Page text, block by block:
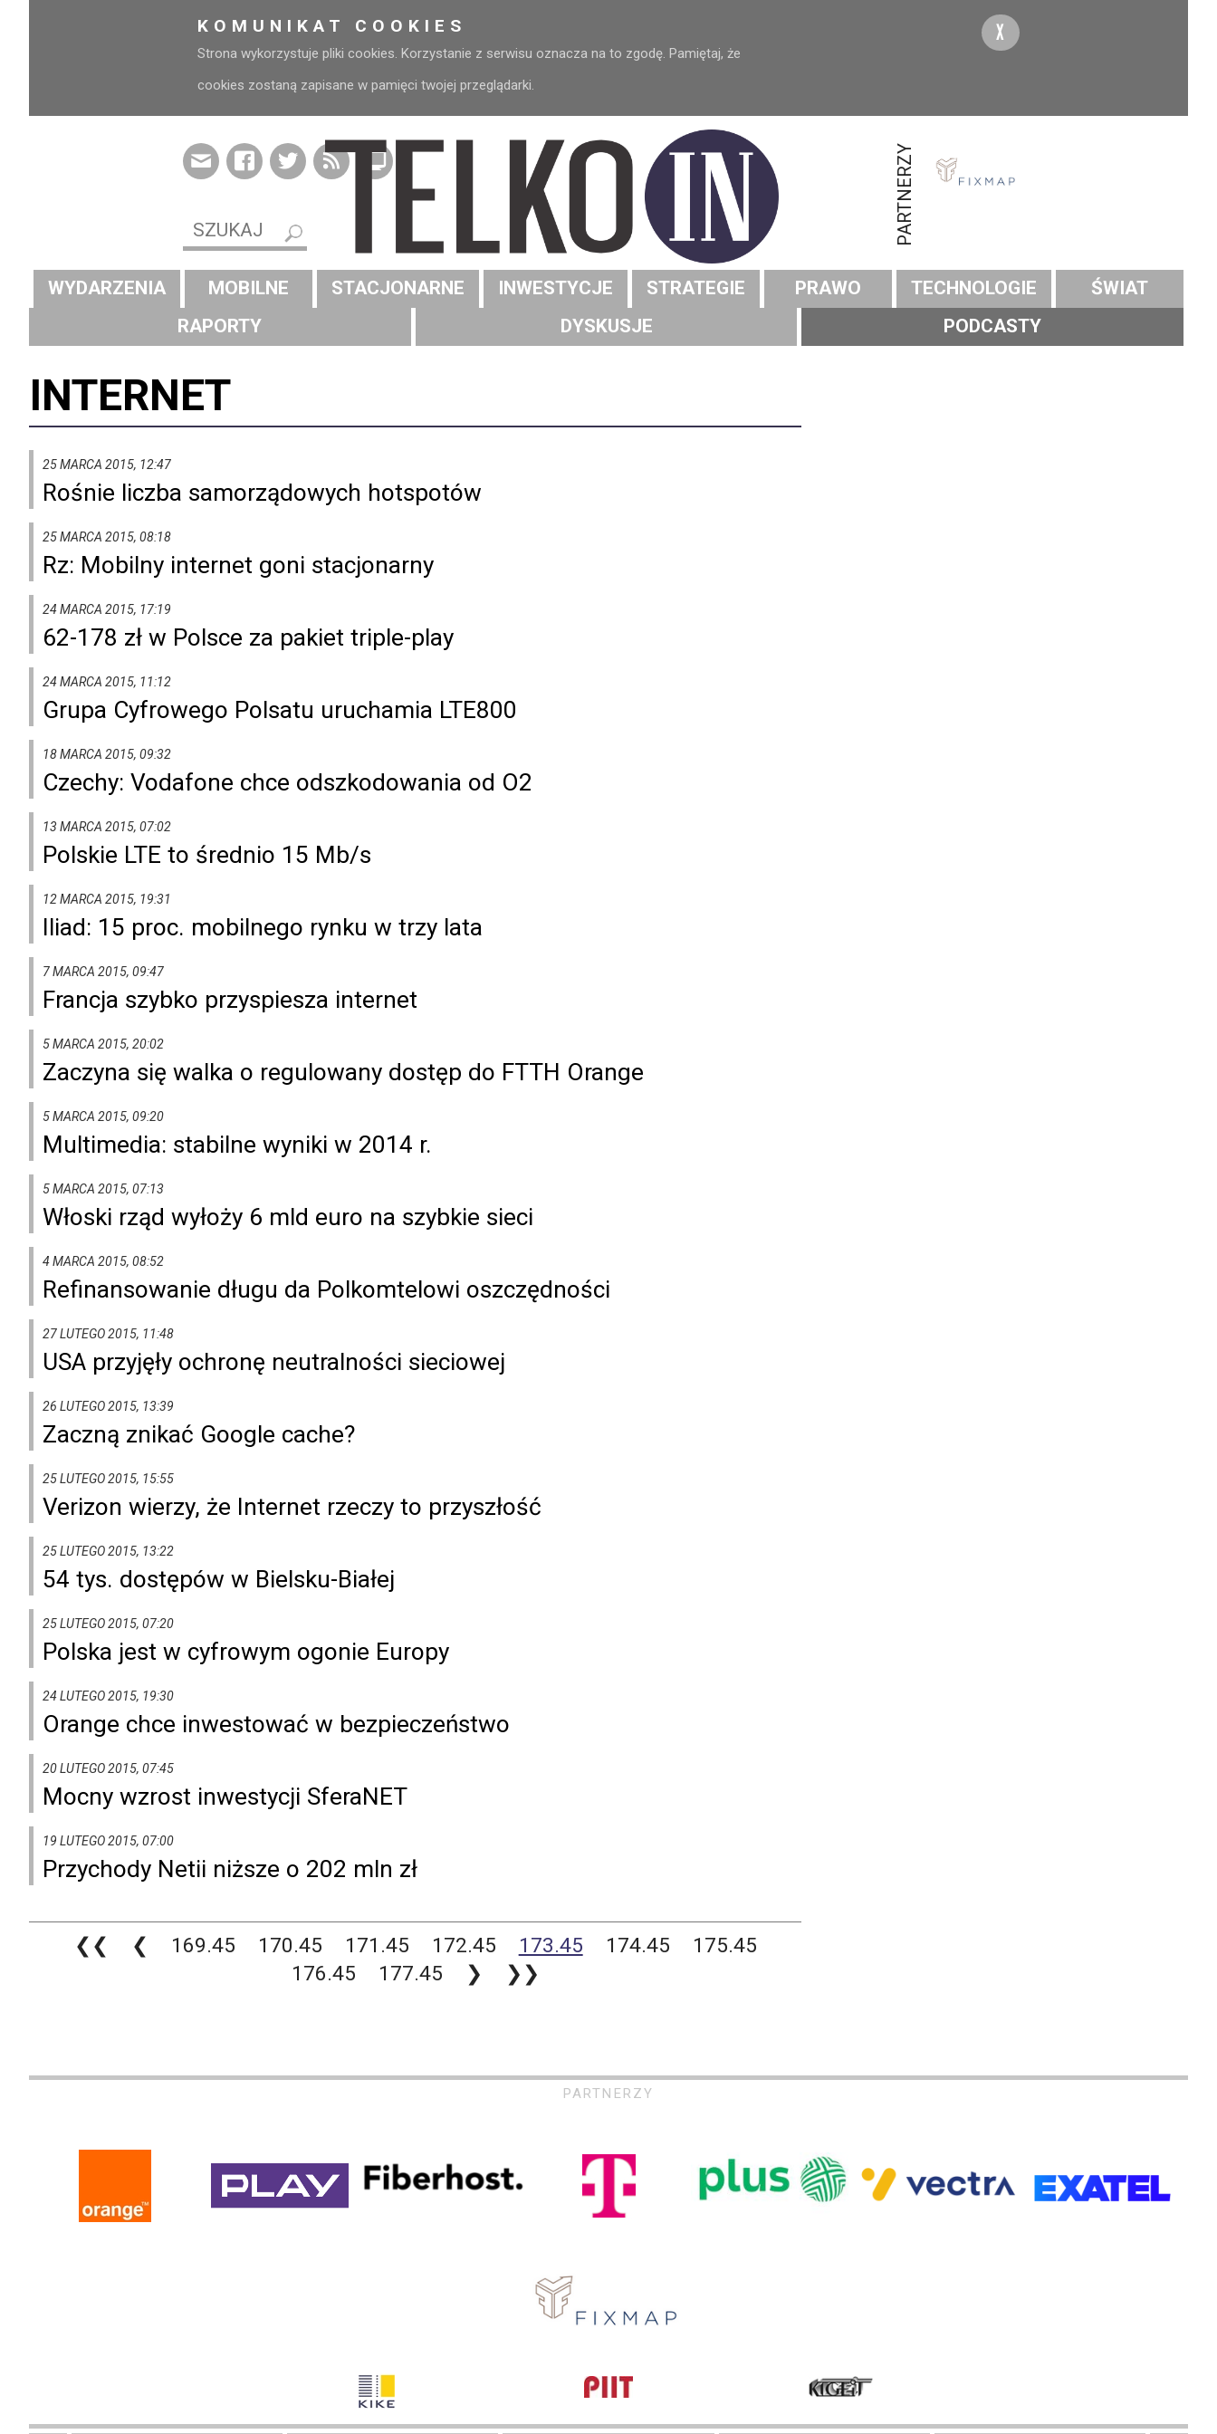
KOMUNIKAT COOKIES
Strona wykorzystuje pliki cookies. Korzystanie z serwisu oznacza na to zgodę. Pamiętaj, że
cookies zostaną zapisane w pamięci twojej przeglądarki.
X
PARTNERZY
WYDARZENIA MOBILNE STACJONARNE INWESTYCJE STRATEGIE PRAWO TECHNOLOGIE
ŚWIAT
RAPORTY
DYSKUSJE PODCASTY
INTERNET
25 MARCA 2015, 12:47
Rośnie liczba samorządowych hotspotów
25 MARCA 2015, 08:18
Rz: Mobilny internet goni stacjonarny
24 MARCA 2015, 17:19
62-178 zł w Polsce za pakiet triple-play
24 MARCA 2015, 11:12
Grupa Cyfrowego Polsatu uruchamia LTE800
18 MARCA 2015, 09:32
Czechy: Vodafone chce odszkodowania od O2
13 MARCA 2015, 07:02
Polskie LTE to średnio 15 Mb/s
12 MARCA 2015, 19:31
Iliad: 15 proc. mobilnego rynku w trzy lata
7 MARCA 2015, 09:47
Francja szybko przyspiesza internet
5 MARCA 2015, 20:02
Zaczyna się walka o regulowany dostęp do FTTH Orange
5 MARCA 2015, 09:20
Multimedia: stabilne wyniki w 2014 r.
5 MARCA 2015, 07:13
Włoski rząd wyłoży 6 mld euro na szybkie sieci
4 MARCA 2015, 08:52
Refinansowanie długu da Polkomtelowi oszczędności
27 LUTEGO 2015, 11:48
USA przyjęły ochronę neutralności sieciowej
26 LUTEGO 2015, 13:39
Zaczną znikać Google cache?
25 LUTEGO 2015, 15:55
Verizon wierzy, że Internet rzeczy to przyszłość
25 LUTEGO 2015, 13:22
54 tys. dostępów w Bielsku-Białej
25 LUTEGO 2015, 07:20
Polska jest w cyfrowym ogonie Europy
24 LUTEGO 2015, 19:30
Orange chce inwestować w bezpieczeństwo
20 LUTEGO 2015, 07:45
Mocny wzrost inwestycji SferaNET
19 LUTEGO 2015, 07:00
Przychody Netii niższe o 202 mln zł
❮❮ ❮ 169.45 170.45 171.45 172.45 173.45 174.45
175.45
176.45
177.45 ❯ ❯❯
PARTNERZY